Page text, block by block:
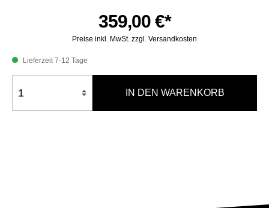
359,00 €*
Preise inkl. MwSt. zzgl. Versandkosten
Lieferzeit 7-12 Tage
IN DEN WARENKORB